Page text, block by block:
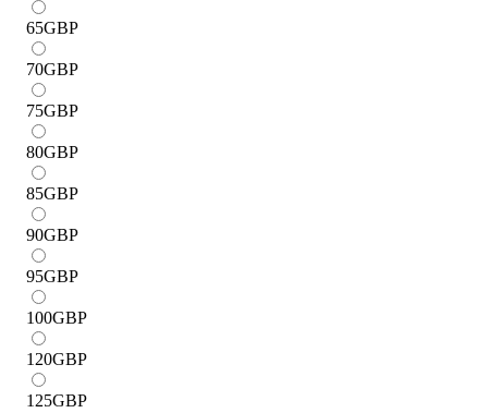
65GBP
70GBP
75GBP
80GBP
85GBP
90GBP
95GBP
100GBP
120GBP
125GBP